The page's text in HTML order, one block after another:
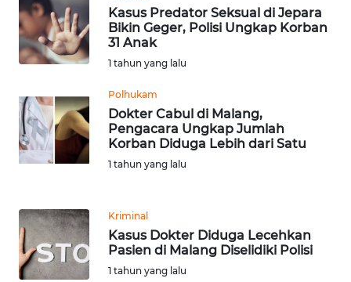
Kasus Predator Seksual di Jepara
Bikin Geger, Polisi Ungkap Korban
31 Anak
1 tahun yang lalu
Polhukam
Dokter Cabul di Malang,
Pengacara Ungkap Jumlah
Korban Diduga Lebih dari Satu
1 tahun yang lalu
Kriminal
Kasus Dokter Diduga Lecehkan
Pasien di Malang Diselidiki Polisi
1 tahun yang lalu
WN
JAKARTA
JABAR
WN
BANTEN
NTT
WN
KEPRI